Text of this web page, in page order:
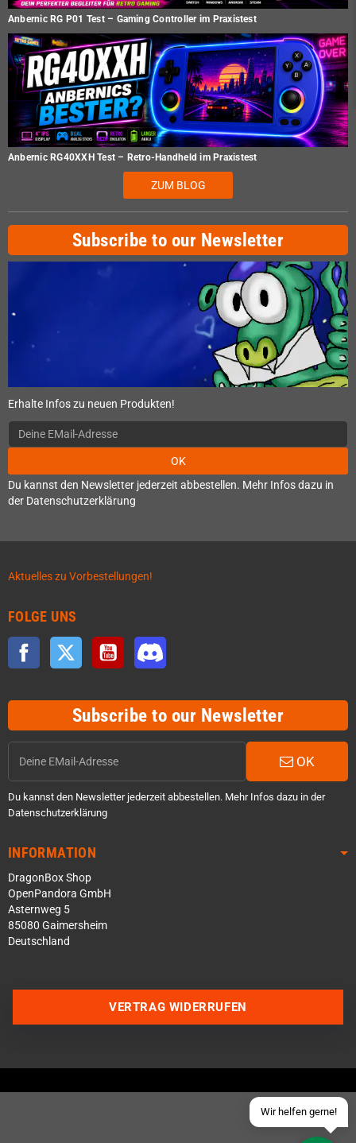
Anbernic RG P01 Test – Gaming Controller im Praxistest
Anbernic RG40XXH Test – Retro-Handheld im Praxistest
ZUM BLOG
Subscribe to our Newsletter
Erhalte Infos zu neuen Produkten!
OK
Du kannst den Newsletter jederzeit abbestellen. Mehr Infos dazu in
der Datenschutzerklärung
Aktuelles zu Vorbestellungen!
FOLGE UNS
Facebook Twitter YouTube
Subscribe to our Newsletter
OK
Du kannst den Newsletter jederzeit abbestellen. Mehr Infos dazu in der
Datenschutzerklärung
INFORMATION
DragonBox Shop
OpenPandora GmbH
Asternweg 5
85080 Gaimersheim
Deutschland
Wir helfen gerne!
Schick uns eine eMail
VERTRAG WIDERRUFEN